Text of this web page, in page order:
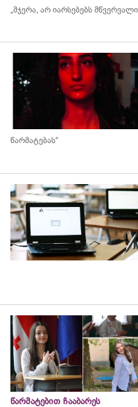
„მჯერა, არ იარსებებს
წარმატებას“
წარმატებით ჩააბარეს